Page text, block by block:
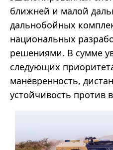
ближней и малой
дальнобойных
национальных
решениями. В сумме
следующих
манёвренность,
устойчивость против